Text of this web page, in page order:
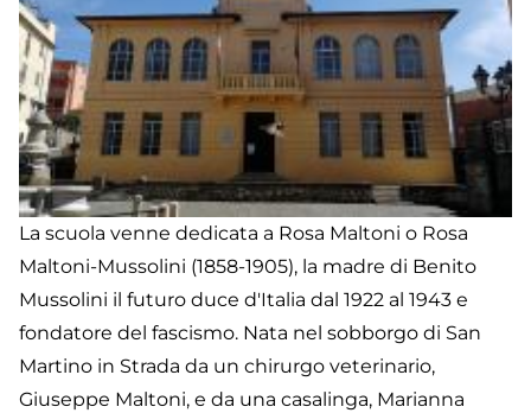
La scuola venne dedicata a Rosa Maltoni o Rosa
Maltoni-Mussolini (1858-1905), la madre di Benito
Mussolini il futuro duce d'Italia dal 1922 al 1943 e
fondatore del fascismo. Nata nel sobborgo di San
Martino in Strada da un chirurgo veterinario,
Giuseppe Maltoni, e da una casalinga, Marianna